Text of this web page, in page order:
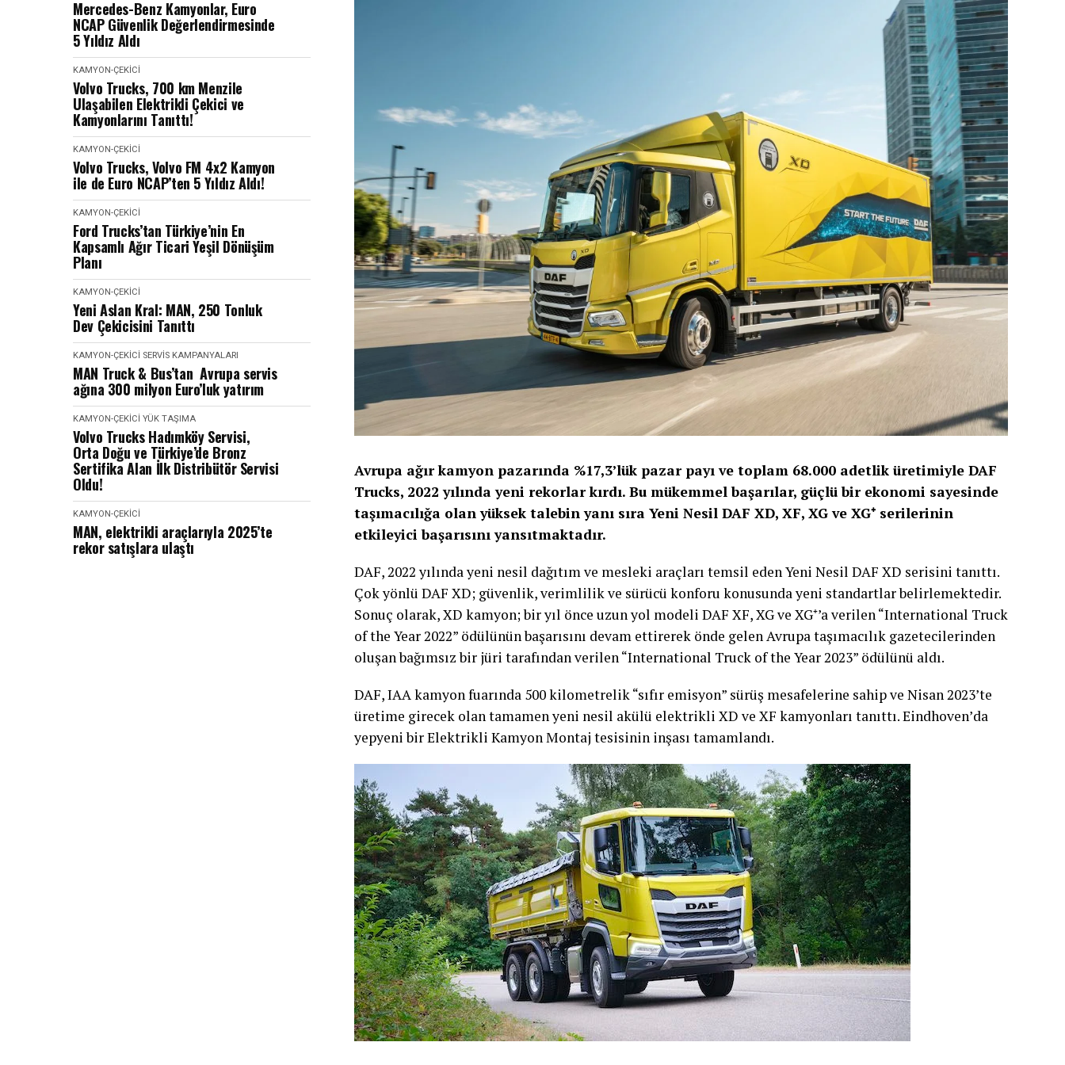
Mercedes-Benz Kamyonlar, Euro
NCAP Güvenlik Değerlendirmesinde
5 Yıldız Aldı
KAMYON-ÇEKICI
Volvo Trucks, 700 km Menzile
Ulaşabilen Elektrikli Çekici ve
Kamyonlarını Tanıttı!
KAMYON-ÇEKICI
Volvo Trucks, Volvo FM 4x2 Kamyon
ile de Euro NCAP’ten 5 Yıldız Aldı!
KAMYON-ÇEKICI
Ford Trucks’tan Türkiye’nin En
Kapsamlı Ağır Ticari Yeşil Dönüşüm
Planı
KAMYON-ÇEKICI
Yeni Aslan Kral: MAN, 250 Tonluk
Dev Çekicisini Tanıttı
KAMYON-ÇEKICI SERVIS KAMPANYALARI
MAN Truck & Bus’tan Avrupa servis
ağına 300 milyon Euro’luk yatırım
KAMYON-ÇEKICI YÜK TAŞIMA
Volvo Trucks Hadımköy Servisi,
Orta Doğu ve Türkiye’de Bronz
Sertifika Alan İlk Distribütör Servisi
Oldu!
KAMYON-ÇEKICI
MAN, elektrikli araçlarıyla 2025’te
rekor satışlara ulaştı
Avrupa ağır kamyon pazarında %17,3’lük pazar payı ve toplam 68.000 adetlik üretimiyle DAF
Trucks, 2022 yılında yeni rekorlar kırdı. Bu mükemmel başarılar, güçlü bir ekonomi sayesinde
taşımacılığa olan yüksek talebin yanı sıra Yeni Nesil DAF XD, XF, XG ve XG⁺ serilerinin
etkileyici başarısınıyansıtmaktadır.
DAF, 2022 yılında yeni nesil dağıtım ve mesleki araçları temsil eden Yeni Nesil DAF XD serisini tanıttı.
Çok yönlü DAF XD; güvenlik, verimlilik ve sürücü konforu konusunda yeni standartlar belirlemektedir.
Sonuç olarak, XD kamyon; bir yıl önce uzun yol modeli DAF XF, XG ve XG⁺’a verilen “International Truck
of the Year 2022” ödülünün başarısını devam ettirerek önde gelen Avrupa taşımacılık gazetecilerinden
oluşan bağımsız bir jüri tarafından verilen “International Truck of the Year 2023” ödülünü aldı.
DAF, IAA kamyon fuarında 500 kilometrelik “sıfır emisyon” sürüş mesafelerine sahip ve Nisan 2023’te
üretime girecek olan tamamen yeni nesil akülü elektrikli XD ve XF kamyonları tanıttı. Eindhoven’da
yepyeni bir Elektrikli Kamyon Montaj tesisinin inşası tamamlandı.